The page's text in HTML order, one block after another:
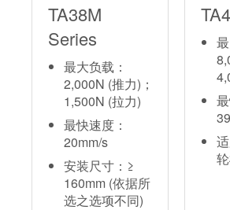
TA38M
Series
最大负载：
2,000N (推力)；
1,500N (拉力)
最快速度：
20mm/s
安装尺寸：≥
160mm (依据所
选之选项不同)